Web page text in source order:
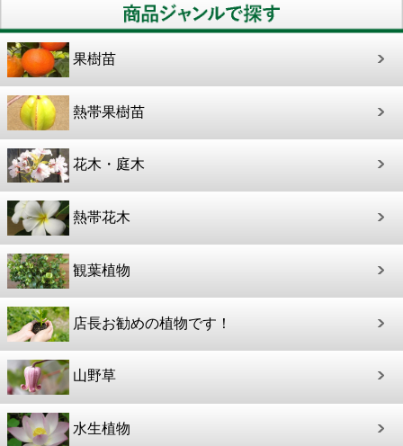
果樹苗
熱帯果樹苗
花木・庭木
熱帯花木
観葉植物
店長お勧めの植物です！
山野草
水生植物